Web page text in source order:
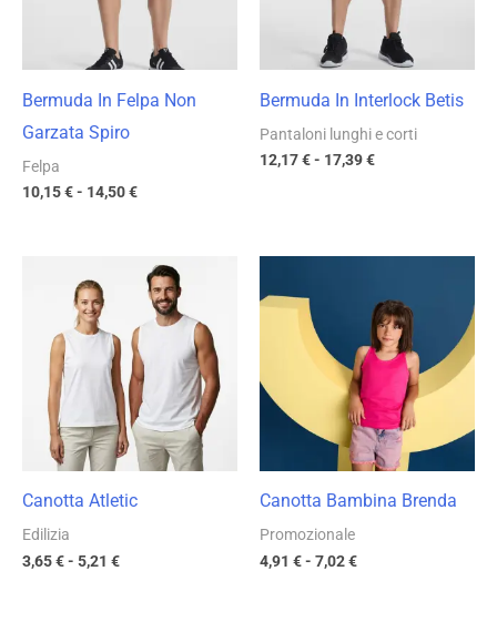
Bermuda In Felpa Non
Garzata Spiro
Felpa
10,15€- 14,50€
Bermuda In Interlock Betis
Pantaloni lunghi e corti
12,17€- 17,39€
Canotta Atletic
Edilizia
3,65€- 5,21 €
Fascia
prezzo:
da
3,65 €
a
5,21 €
Canotta Bambina Brenda
Promozionale
4,91 €- 7,02€
prezzo:
da
4,91 €
a
7,02 €